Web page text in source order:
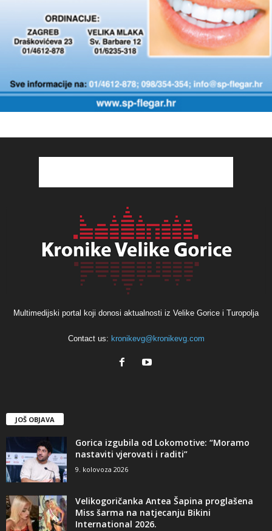
Multimedijski portal koji donosi aktualnosti iz Velike Gorice i Turopolja
Contact us: kronikevg@kronikevg.com
JOŠ OBJAVA
Gorica izgubila od Lokomotive: “Moramo
nastaviti vjerovati i raditi”
9. kolovoza 2026
Velikogoričanka Antea Šapina proglašena
Miss šarma na natjecanju Bikini
International 2026.